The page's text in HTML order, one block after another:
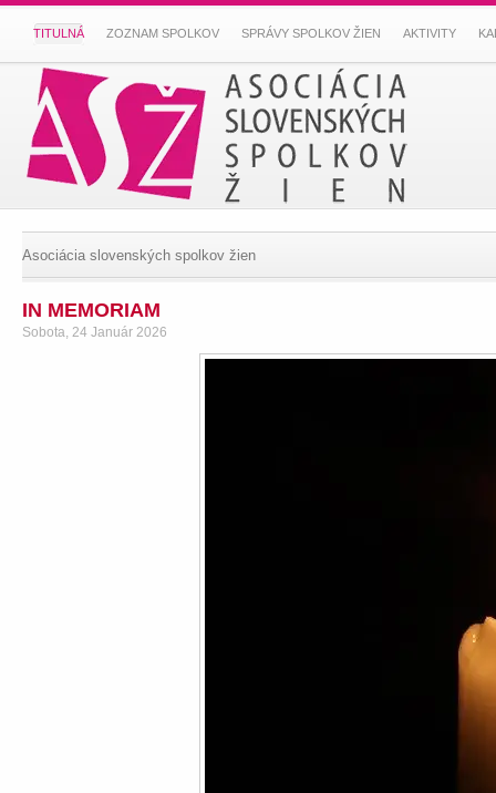
TITULNÁ ZOZNAM SPOLKOV SPRÁVY SPOLKOV ŽIEN AKTIVITY
Asociácia slovenských spolkov žien
IN MEMORIAM
Sobota, 24 Január 2026